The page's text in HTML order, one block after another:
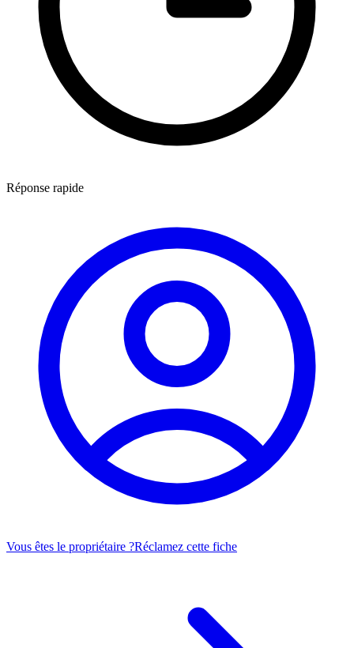
Réponse rapide
Vous êtes le propriétaire ?Réclamez cette fiche